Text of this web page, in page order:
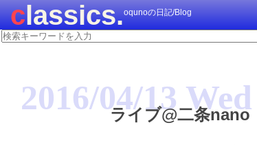
classics.oqunoの日記/Blog
2016/04/13 Wed
ライブ@二条nano